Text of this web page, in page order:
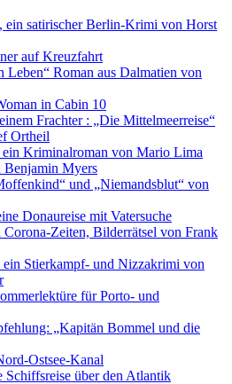
ein satirischer Berlin-Krimi von Horst
auf Kreuzfahrt
Leben“ Roman aus Dalmatien von
in Cabin 10
Frachter : „Die Mittelmeerreise“
Ortheil
ein Kriminalroman von Mario Lima
Benjamin Myers
und „Niemandsblut“ von
Donaureise mit Vatersuche
Zeiten, Bilderrätsel von Frank
ein Stierkampf- und Nizzakrimi von
für Porto- und
„Kapitän Bommel und die
Ostsee-Kanal
Schiffsreise über den Atlantik